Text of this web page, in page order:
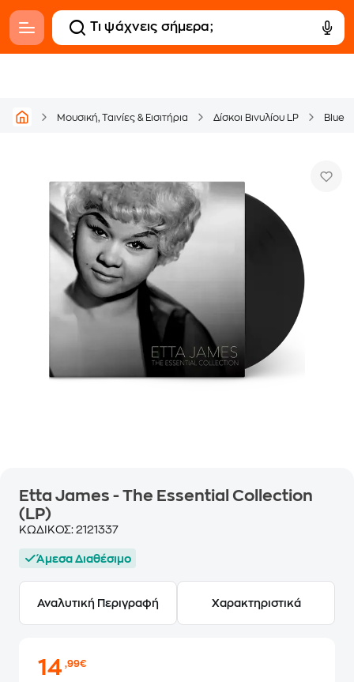
Μουσική, Ταινίες & Εισιτήρια Δίσκοι Βινυλίου LP Blues
Etta James - The Essential Collection
(LP)
ΚΩΔΙΚΟΣ: 2121337
Άμεσα Διαθέσιμο
Αναλυτική Περιγραφή Χαρακτηριστικά
14,99€